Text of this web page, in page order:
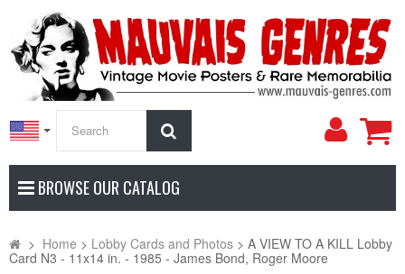
My
BROWSE OUR CATALOG
> Home > Lobby Cards and Photos > A VIEW TO A KILL Lobby
Card N3 - 11x14 in. - 1985 - James Bond, Roger Moore